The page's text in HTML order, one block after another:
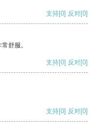
支持[0] 反对[0]
舒服。
支持[0] 反对[0]
支持[0] 反对[0]